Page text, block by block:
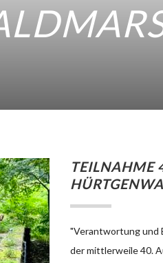
TEILNAHME
"Verantwortung und
der mittlerweile 40.